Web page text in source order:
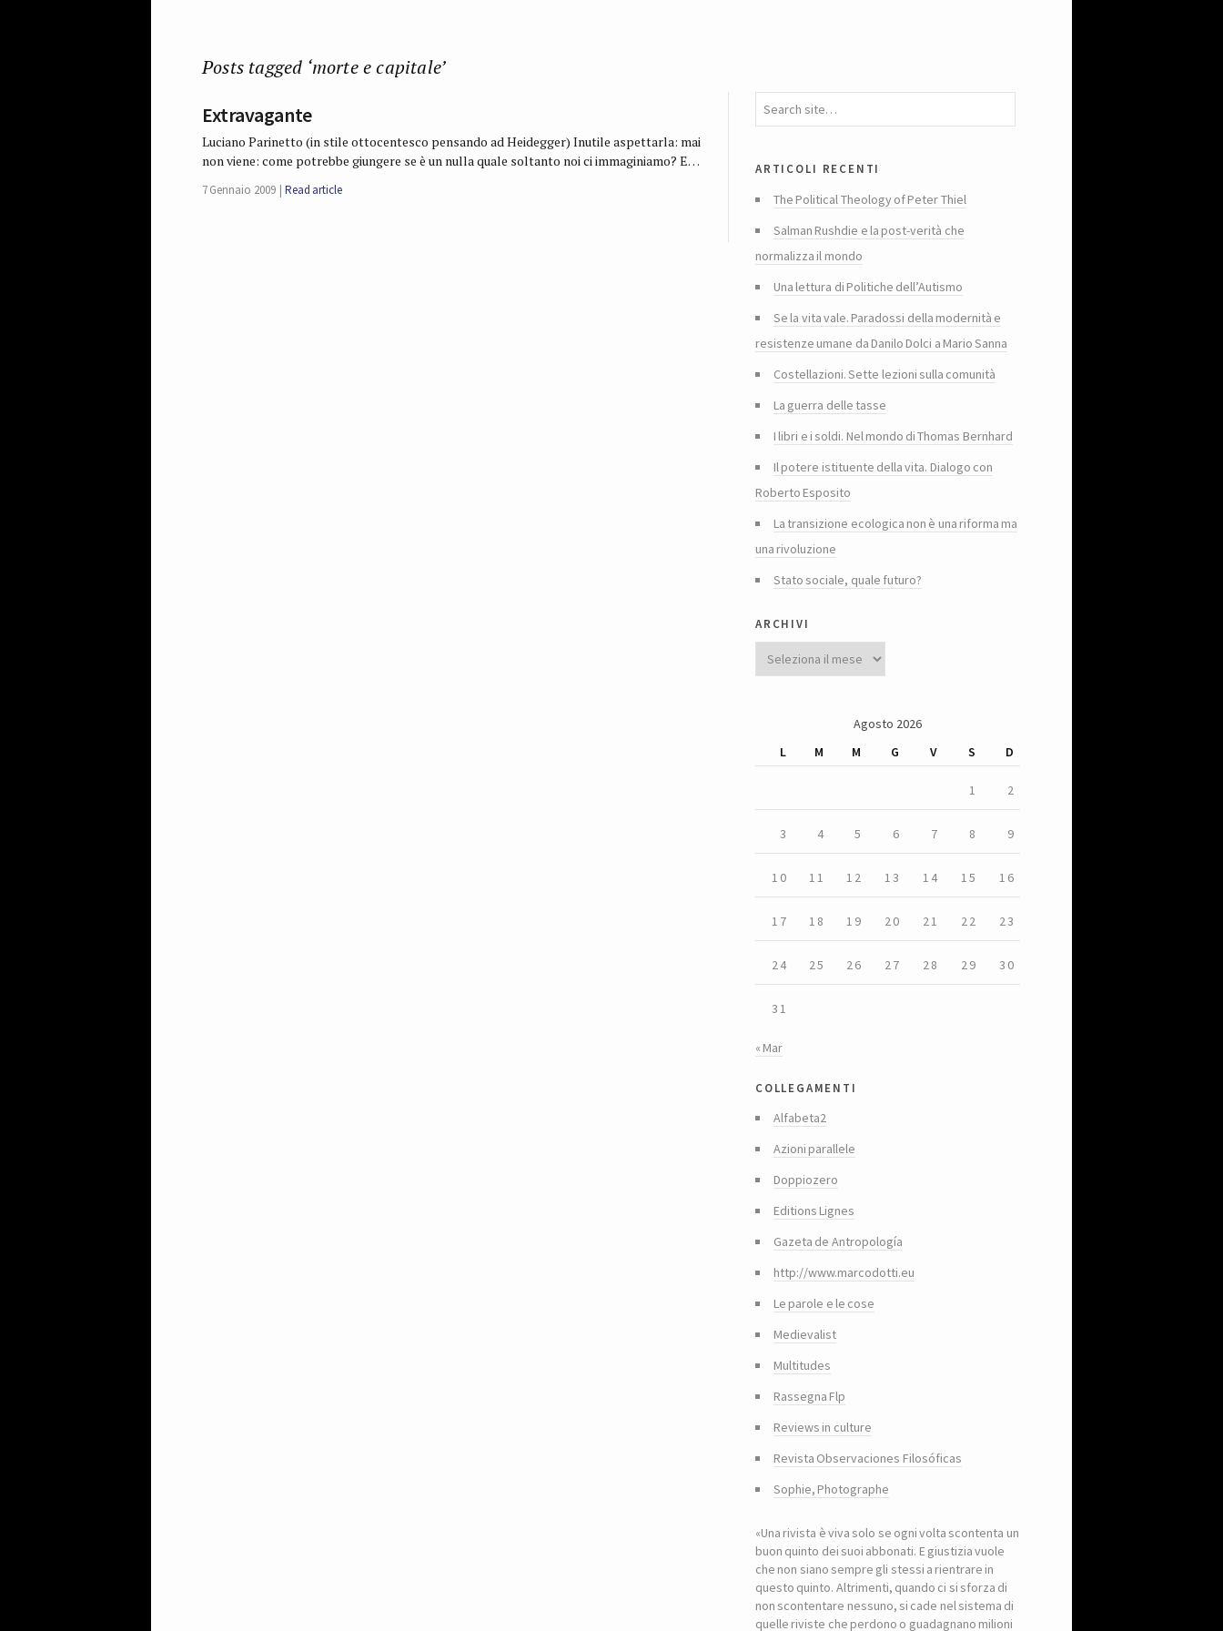
Posts tagged ‘morte e capitale’
Extravagante
Luciano Parinetto (in stile ottocentesco pensando ad Heidegger) Inutile aspettarla: mai
non viene: come potrebbe giungere se è un nulla quale soltanto noi ci immaginiamo? E…
7 Gennaio 2009 Read article
articoli recenti
The Political Theology of Peter Thiel
Salman Rushdie e la post-verità che
normalizza il mondo
Una lettura di Politiche dell’Autismo
Se la vita vale. Paradossi della modernità e
resistenze umane da Danilo Dolci a Mario Sanna
Costellazioni. Sette lezioni sulla comunità
La guerra delle tasse
I libri e i soldi. Nel mondo di Thomas Bernhard
Il potere istituente della vita. Dialogo con
Roberto Esposito
La transizione ecologica non è una riforma ma
una rivoluzione
Stato sociale, quale futuro?
archivi
Agosto 2026
L
M M G V S D
1 2
3 4 5 6 7 8 9
10 11 12 13 14 15 16
17 18 19 20 21 22 23
24 25 26 27 28 29 30
31
« Mar
collegamenti
Alfabeta2
Azioni parallele
Doppiozero
Editions Lignes
Gazeta de Antropología
http://www.marcodotti.eu
Le parole e le cose
Medievalist
Multitudes
Rassegna Flp
Reviews in culture
Revista Observaciones Filosóficas
Sophie, Photographe
«Una rivista è viva solo se ogni volta scontenta un
buon quinto dei suoi abbonati. E giustizia vuole
che non siano sempre gli stessi a rientrare in
questo quinto. Altrimenti, quando ci si sforza di
non scontentare nessuno, si cade nel sistema di
quelle riviste che perdono o guadagnano milioni